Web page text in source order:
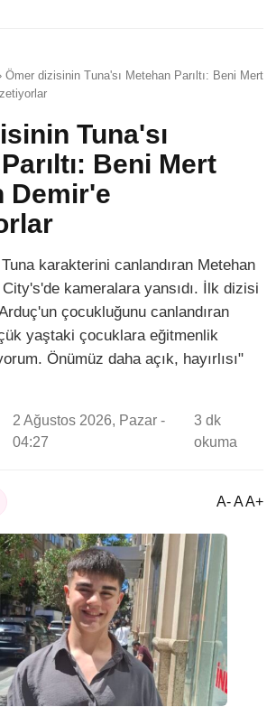
Ömer dizisinin Tuna'sı Metehan Parıltı: Beni Mert
Tuna'sı
Beni Mert
Demir'e
karakterini canlandıran Metehan
City's'de kameralara yansıdı. İlk dizisi
çocukluğunu canlandıran
yaştaki çocuklara eğitmenlik
Önümüz daha açık, hayırlısı"
2 Ağustos 2026, Pazar -
04:27
3 dk
okuma
A- A A+